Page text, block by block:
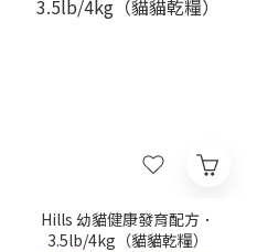
Hills 幼貓健康發育配方．
3.5lb/4kg（貓貓乾糧）